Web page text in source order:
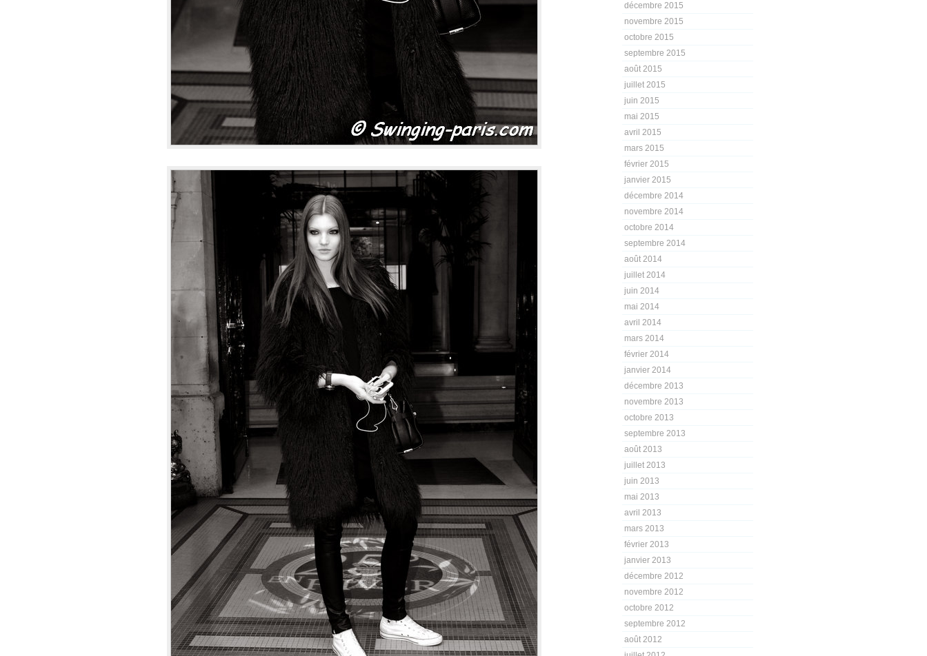
décembre 2015
novembre 2015
octobre 2015
septembre 2015
août 2015
juillet 2015
juin 2015
mai 2015
avril 2015
mars 2015
février 2015
janvier 2015
décembre 2014
novembre 2014
octobre 2014
septembre 2014
août 2014
juillet 2014
juin 2014
mai 2014
avril 2014
mars 2014
février 2014
janvier 2014
décembre 2013
novembre 2013
octobre 2013
septembre 2013
août 2013
juillet 2013
juin 2013
mai 2013
avril 2013
mars 2013
février 2013
janvier 2013
décembre 2012
novembre 2012
octobre 2012
septembre 2012
août 2012